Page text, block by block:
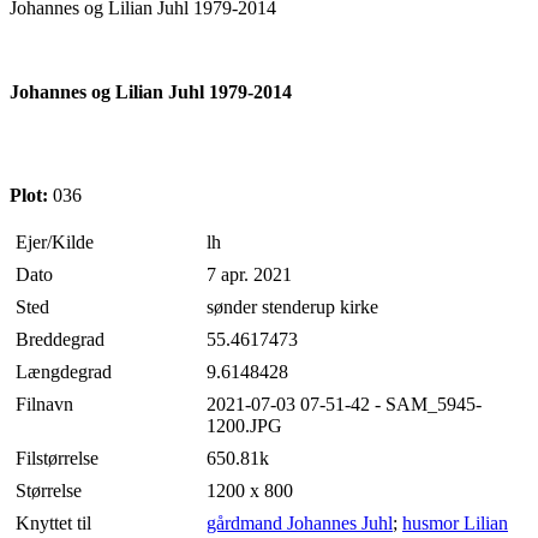
Johannes og Lilian Juhl 1979-2014
Johannes og Lilian Juhl 1979-2014
Plot: 036
Ejer/Kilde
lh
Dato
7 apr. 2021
Sted
sønder stenderup kirke
Breddegrad
55.4617473
Længdegrad
9.6148428
Filnavn
2021-07-03 07-51-42 - SAM_5945-
1200.JPG
Filstørrelse
650.81k
Størrelse
1200 x 800
Knyttet til
gårdmand Johannes Juhl; husmor Lilian